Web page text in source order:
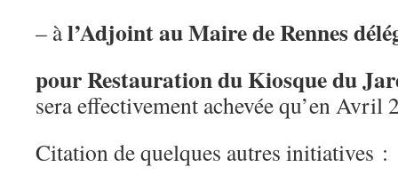
– àl’Adjoint au Maire de Rennes
pour Restauration du Kiosque du
sera effectivement achevée qu’en Avril
Citation de quelques autres initiatives :